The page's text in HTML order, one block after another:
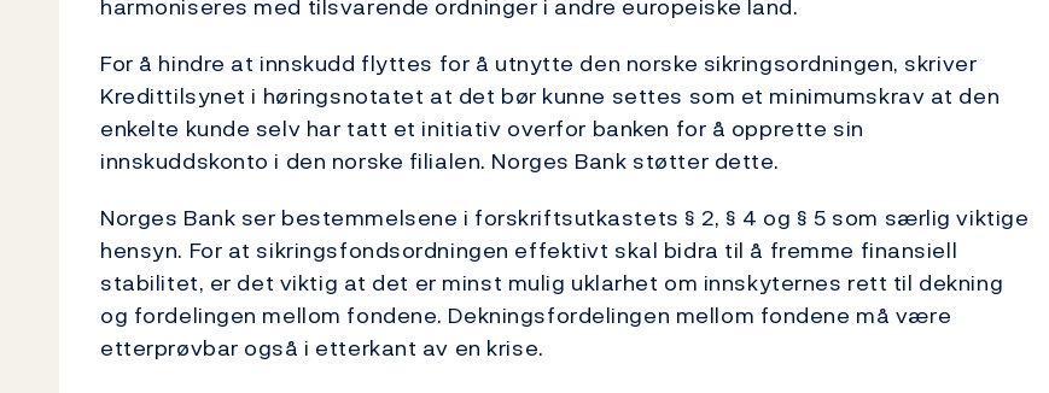
harmoniseres med tilsvarende ordninger i andre europeiske land.
For å hindre at innskudd flyttes for å utnytte den norske sikringsordningen, skriver
Kredittilsynet i høringsnotatet at det bør kunne settes som et minimumskrav at den
enkelte kunde selv har tatt et initiativ overfor banken for å opprette sin
innskuddskonto i den norske filialen. Norges Bank støtter dette.
Norges Bank ser bestemmelsene i forskriftsutkastets § 2, § 4 og § 5 som særlig viktige
hensyn. For at sikringsfondsordningen effektivt skal bidra til å fremme finansiell
stabilitet, er det viktig at det er minst mulig uklarhet om innskyternes rett til dekning
og fordelingen mellom fondene. Dekningsfordelingen mellom fondene må være
etterprøvbar også i etterkant av en krise.